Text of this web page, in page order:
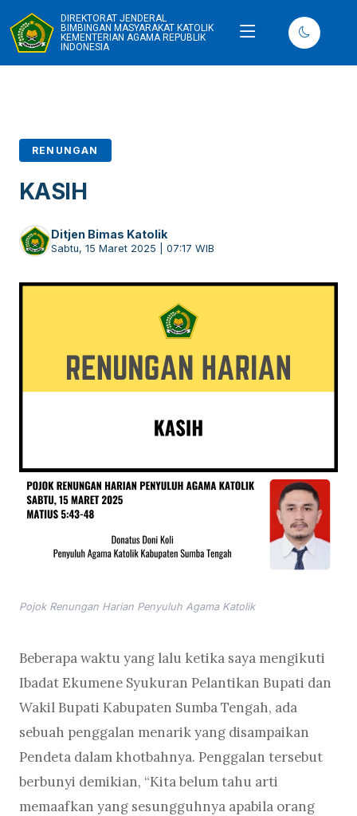
DIREKTORAT JENDERAL
BIMBINGAN MASYARAKAT KATOLIK
KEMENTERIAN AGAMA REPUBLIK
INDONESIA
RENUNGAN
KASIH
Ditjen Bimas Katolik
Sabtu, 15 Maret 2025 | 07:17 WIB
Pojok Renungan Harian Penyuluh Agama Katolik
Beberapa waktu yang lalu ketika saya mengikuti
Ibadat Ekumene Syukuran Pelantikan Bupati dan
Wakil Bupati Kabupaten Sumba Tengah, ada
sebuah penggalan menarik yang disampaikan
Pendeta dalam khotbahnya. Penggalan tersebut
berbunyi demikian, “Kita belum tahu arti
memaafkan yang sesungguhnya apabila orang